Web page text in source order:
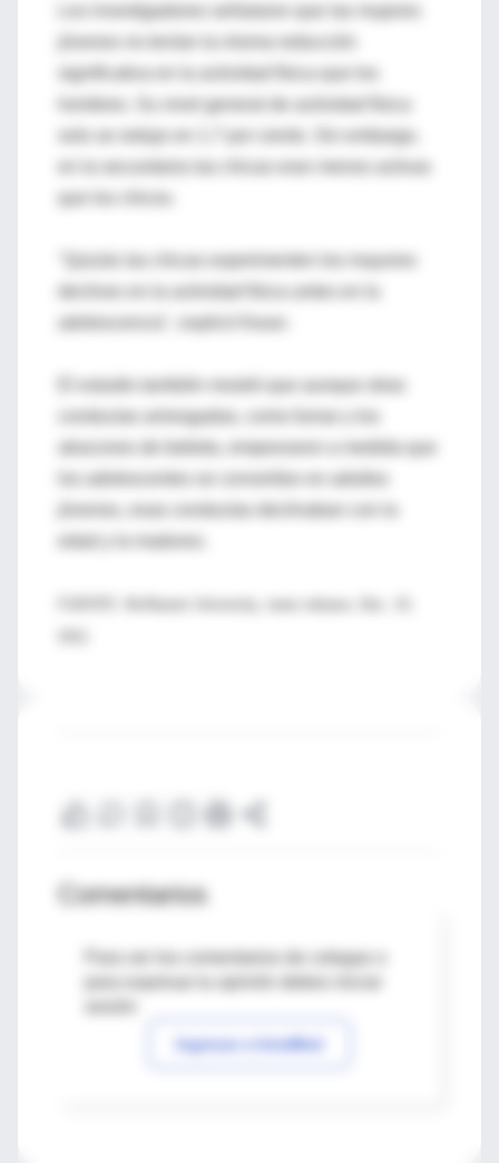
Los investigadores señalaron que las mujeres
significativa en la actividad física que los
hombres. Su nivel general de actividad física
solo se redujo en 1.7 por ciento. Sin embargo,
"Quizás las chicas experimenten los mayores
El estudio también mostró que aunque otras
conductas arriesgadas, como fumar y los
atracones de bebida, empeoraron a medida que
Comentarios
Para ver los comentarios de colegas o
Ingresar a IntraMed